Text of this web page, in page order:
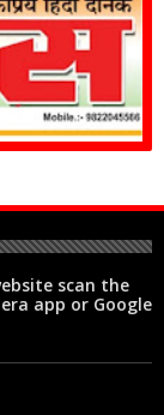
scan the
app or Google
the web link